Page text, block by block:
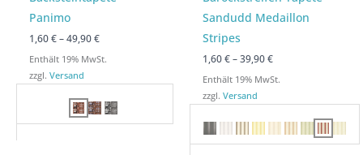
Panimo
1,60€ –49,90€
Enthält 19% MwSt.
zzgl.Versand
Sandudd Medaillon
Stripes
1,60€ –39,90€
Enthält 19% MwSt.
zzgl.Versand